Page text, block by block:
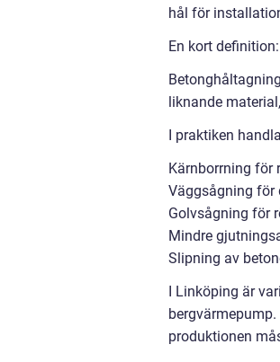
hål för
En kort definition:
liknande
I praktiken
Kärnborrning för
Väggsågning för
Golvsågning för
Mindre
Slipning av
I Linköping är
produktionen